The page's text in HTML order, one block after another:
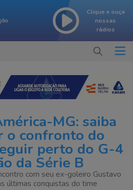
Clique e ouça
nossas
rádios
MG: saiba
o confronto do
perto do G-4
da Série B
com seu ex-goleiro Gustavo
últimas conquistas do time